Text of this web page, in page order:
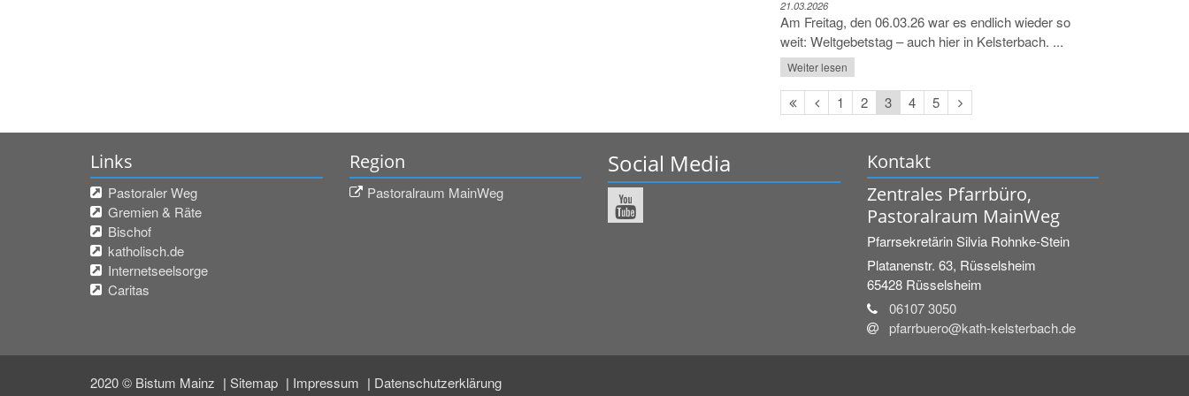
21.03.2026
Am Freitag, den 06.03.26 war es endlich wieder so
weit: Weltgebetstag – auch hier in Kelsterbach. ...
Weiter lesen
Erste
Seite
Vorherige
Seite
1 2 3 4 5
Nächste
Seite
Links
Pastoraler Weg
Gremien & Räte
Bischof
katholisch.de
Internetseelsorge
Caritas
Region
Pastoralraum MainWeg
Social Media
Kontakt
Zentrales Pfarrbüro,
Pastoralraum MainWeg
PfarrsekretärinSilvia Rohnke-Stein
Platanenstr. 63, Rüsselsheim
65428 Rüsselsheim
06107 3050
pfarrbuero@kath-kelsterbach.de
2020 © Bistum Mainz Sitemap Impressum Datenschutzerklärung